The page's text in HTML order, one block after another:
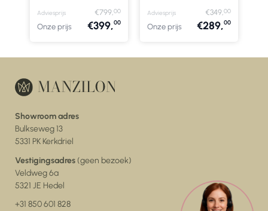
Adviesprijs €799,00
Onze prijs €399,00
Adviesprijs €349,00
Onze prijs €289,00
Showroom adres
Bulkseweg 13
5331 PK Kerkdriel
Vestigingsadres (geen bezoek)
Veldweg 6a
5321 JE Hedel
+31 850 601 828